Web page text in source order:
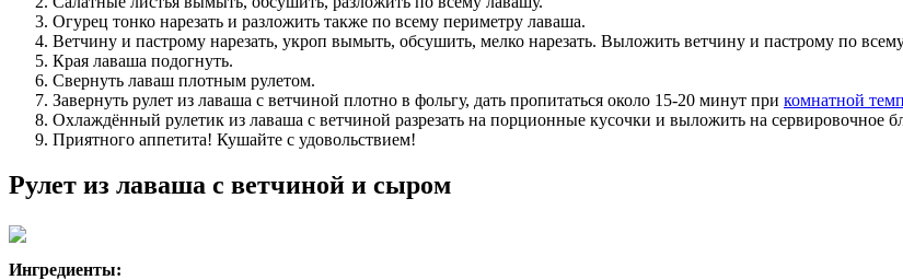
Огурец тонко нарезать и разложить также по всему периметру лаваша.
Ветчину и пастрому нарезать, укроп вымыть, обсушить, мелко нарезать. Выложить ветчину и пастрому по
Края лаваша подогнуть.
Свернуть лаваш плотным рулетом.
Завернуть рулет из лаваша с ветчиной плотно в фольгу, дать пропитаться около 15-20 минут при комнатной
Охлаждённый рулетик из лаваша с ветчиной разрезать на порционные кусочки и выложить на сервировочное
Приятного аппетита! Кушайте с удовольствием!
Рулет из лаваша с ветчиной и сыром
Ингредиенты: